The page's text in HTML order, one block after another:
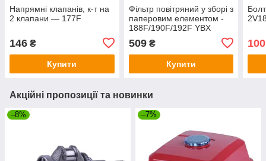
Напрямні клапанів, к-т на
2 клапани — 177F
146 ₴
Купити
Фільтр повітряний у зборі з
паперовим елементом -
188F/190F/192F YBX
509₴
Купити
100
Акційні пропозиції та новинки
–8% –7%